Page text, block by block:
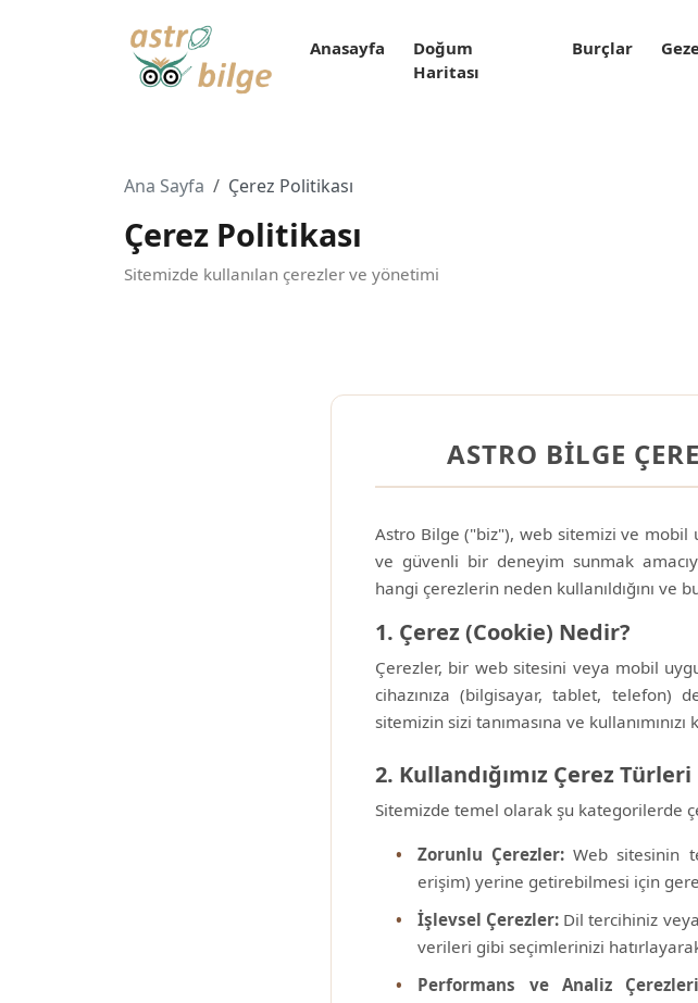
Anasayfa
Doğum
Haritası
Burçlar
Ana Sayfa Çerez Politikası
Çerez Politikası
Sitemizde kullanılan çerezler ve yönetimi
ASTRO BILGE
Astro Bilge ("biz"), web sitemizi ve mobil
ve güvenli bir deneyim sunmak
hangi çerezlerin neden kullanıldığını ve
1. Çerez (Cookie) Nedir?
Çerezler, bir web sitesini veya mobil
cihazınıza (bilgisayar, tablet, telefon)
sitemizin sizi tanımasına ve
2. Kullandığımız Çerez Türleri
Sitemizde temel olarak şu kategorilerde
Zorunlu Çerezler: Web sitesinin
erişim) yerine getirebilmesi için
İşlevsel Çerezler: Dil tercihiniz
verileri gibi seçimlerinizi
Performans ve Analiz